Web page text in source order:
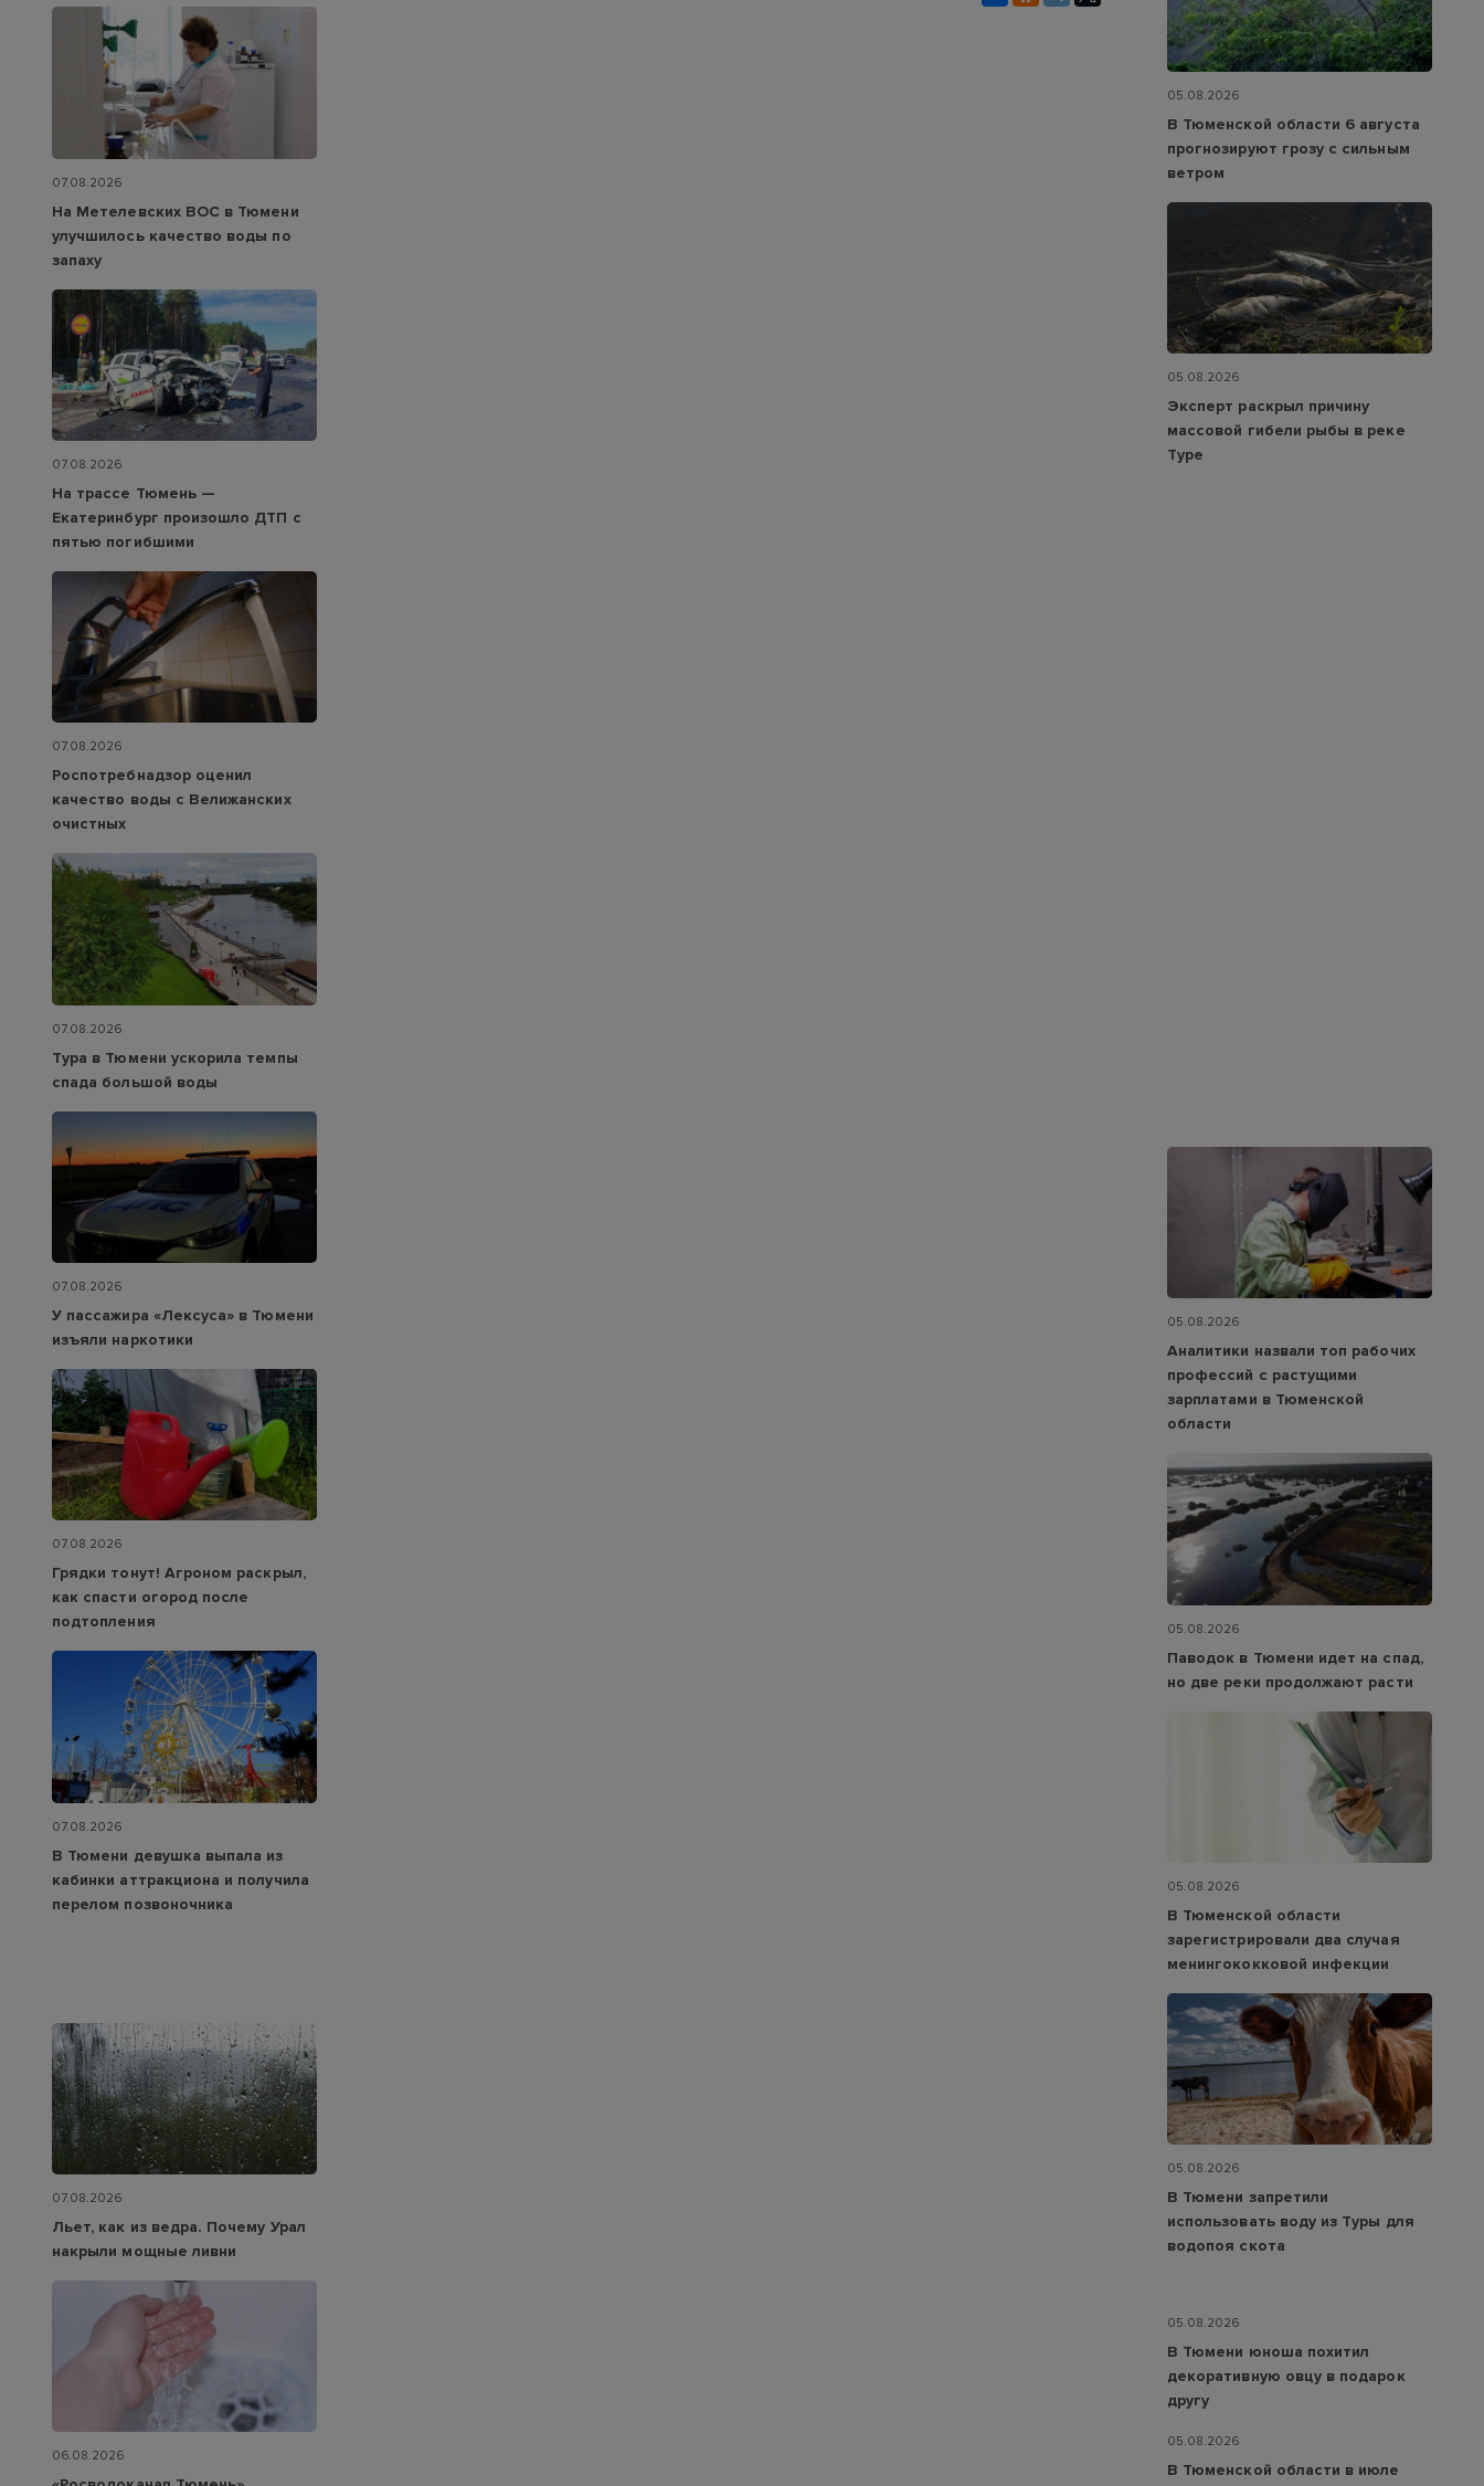
07.08.2026
На Метелевских ВОС в Тюмени
улучшилось качество воды по
запаху
07.08.2026
На трассе Тюмень —
Екатеринбург произошло ДТП с
пятью погибшими
07.08.2026
Роспотребнадзор оценил
качество воды с Велижанских
очистных
07.08.2026
Тура в Тюмени ускорила темпы
спада большой воды
07.08.2026
У пассажира «Лексуса» в Тюмени
изъяли наркотики
07.08.2026
Грядки тонут! Агроном раскрыл,
как спасти огород после
подтопления
07.08.2026
В Тюмени девушка выпала из
кабинки аттракциона и получила
перелом позвоночника
07.08.2026
Льет, как из ведра. Почему Урал
накрыли мощные ливни
06.08.2026
05.08.2026
В Тюменской области 6 августа
прогнозируют грозу с сильным
ветром
05.08.2026
Эксперт раскрыл причину
массовой гибели рыбы в реке
Туре
05.08.2026
Аналитики назвали топ рабочих
профессий с растущими
зарплатами в Тюменской
области
05.08.2026
Паводок в Тюмени идет на спад,
но две реки продолжают расти
05.08.2026
В Тюменской области
зарегистрировали два случая
менингококковой инфекции
05.08.2026
В Тюмени запретили
использовать воду из Туры для
водопоя скота
05.08.2026
В Тюмени юноша похитил
декоративную овцу в подарок
другу
05.08.2026
В Тюменской области в июле